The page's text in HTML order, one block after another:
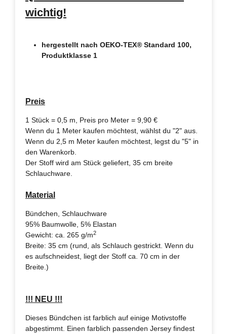
wichtig!
hergestellt nach OEKO-TEX® Standard 100,
Produktklasse 1
Preis
1 Stück = 0,5 m, Preis pro Meter = 9,90 €
Wenn du 1 Meter kaufen möchtest, wählst du "2" aus.
Wenn du 2,5 m Meter kaufen möchtest, legst du "5" in
den Warenkorb.
Der Stoff wird am Stück geliefert, 35 cm breite
Schlauchware.
Material
Bündchen, Schlauchware
95% Baumwolle, 5% Elastan
Gewicht: ca. 265 g/m2
Breite: 35 cm (rund, als Schlauch gestrickt. Wenn du
es aufschneidest, liegt der Stoff ca. 70 cm in der
Breite.)
!!! NEU !!!
Dieses Bündchen ist farblich auf einige Motivstoffe
abgestimmt. Einen farblich passenden Jersey findest